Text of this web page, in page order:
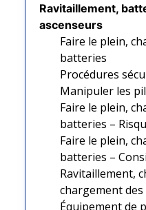
Ravitaillement,
ascenseurs
Faire le plein,
batteries
Procédures
Manipuler les
Faire le plein,
batteries –
Faire le plein,
batteries –
Ravitaillement,
chargement des
Équipement de